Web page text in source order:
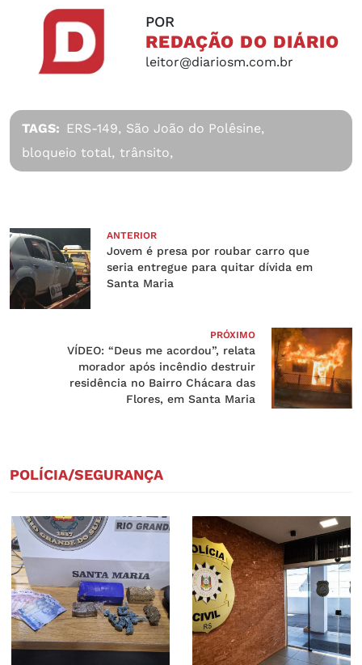
POR
REDAÇÃO DO DIÁRIO
leitor@diariosm.com.br
TAGS: ERS-149, São João do Polêsine,
bloqueio total, trânsito,
ANTERIOR
Jovem é presa por roubar carro que
seria entregue para quitar dívida em
Santa Maria
PRÓXIMO
VÍDEO: “Deus me acordou”, relata
morador após incêndio destruir
residência no Bairro Chácara das
Flores, em Santa Maria
POLÍCIA/SEGURANÇA